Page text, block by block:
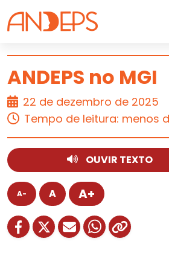
Skip to content
ARTIGO
ANDEPS no MGI
22 de dezembro de 2025
Tempo de leitura: menos
OUVIR TEXTO
A- A A+